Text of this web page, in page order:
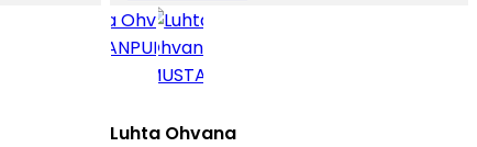
Luhta Ohvana